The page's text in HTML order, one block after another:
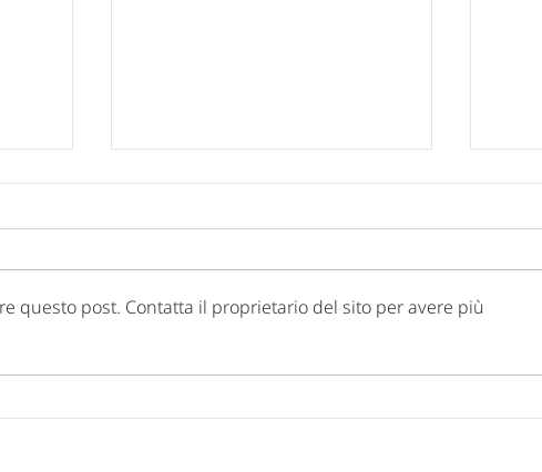
incontra il sapere". L’Aquila,
questo post. Contatta il proprietario del sito per avere più